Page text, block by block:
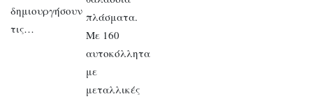
δημιουργήσουν
τις…
πλάσματα.
Με 160
αυτοκόλλητα
με
μεταλλικές